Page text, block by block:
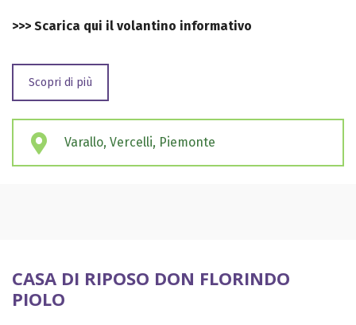
>>> Scarica qui il volantino informativo
Scopri di più
Varallo, Vercelli, Piemonte
CASA DI RIPOSO DON FLORINDO
PIOLO